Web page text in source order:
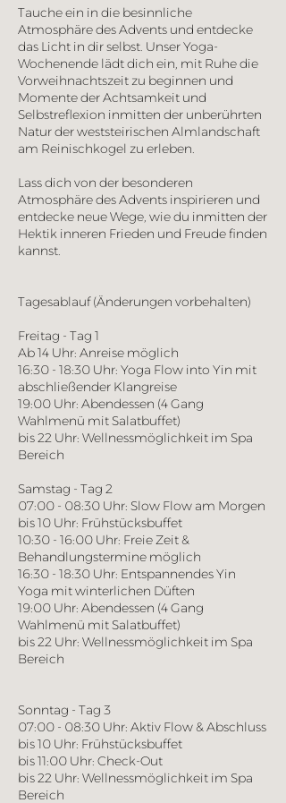
.
Tauche ein in die besinnliche
Atmosphäre des Advents und entdecke
das Licht in dir selbst. Unser Yoga-
Wochenende lädt dich ein, mit Ruhe die
Vorweihnachtszeit zu beginnen und
Momente der Achtsamkeit und
Selbstreflexion inmitten der unberührten
Natur der weststeirischen Almlandschaft
am Reinischkogel zu erleben.
Lass dich von der besonderen
Atmosphäre des Advents inspirieren und
entdecke neue Wege, wie du inmitten der
Hektik inneren Frieden und Freude finden
kannst.
Tagesablauf (Änderungen vorbehalten)
Freitag - Tag 1
Ab 14 Uhr: Anreise möglich
16:30 - 18:30 Uhr: Yoga Flow into Yin mit
abschließender Klangreise
19:00 Uhr: Abendessen (4 Gang
Wahlmenü mit Salatbuffet)
bis 22 Uhr: Wellnessmöglichkeit im Spa
Bereich
Samstag - Tag 2
07:00 - 08:30 Uhr: Slow Flow am Morgen
bis 10 Uhr: Frühstücksbuffet
10:30 - 16:00 Uhr: Freie Zeit &
Behandlungstermine möglich
16:30 - 18:30 Uhr: Entspannendes Yin
Yoga mit winterlichen Düften
19:00 Uhr: Abendessen (4 Gang
Wahlmenü mit Salatbuffet)
bis 22 Uhr: Wellnessmöglichkeit im Spa
Bereich
Sonntag - Tag 3
07:00 - 08:30 Uhr: Aktiv Flow & Abschluss
bis 10 Uhr: Frühstücksbuffet
bis 11:00 Uhr: Check-Out
bis 22 Uhr: Wellnessmöglichkeit im Spa
Bereich